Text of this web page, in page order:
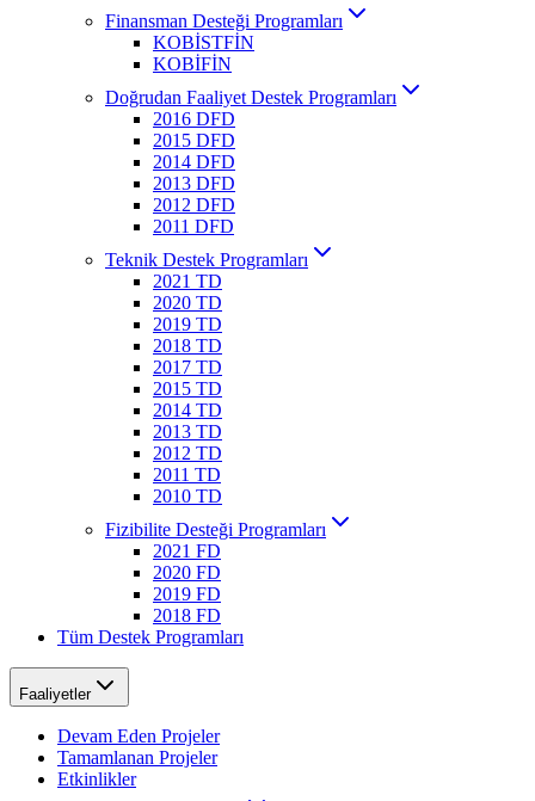
Finansman Desteği Programları
KOBİSTFİN
KOBİFİN
Doğrudan Faaliyet Destek Programları
2016 DFD
2015 DFD
2014 DFD
2013 DFD
2012 DFD
2011 DFD
Teknik Destek Programları
2021 TD
2020 TD
2019 TD
2018 TD
2017 TD
2015 TD
2014 TD
2013 TD
2012 TD
2011 TD
2010 TD
Fizibilite Desteği Programları
2021 FD
2020 FD
2019 FD
2018 FD
Tüm Destek Programları
Faaliyetler
Devam Eden Projeler
Tamamlanan Projeler
Etkinlikler